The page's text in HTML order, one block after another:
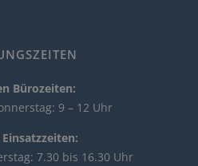
Bürozeiten:
9 – 12 Uhr
7.30 bis 16.30 Uhr